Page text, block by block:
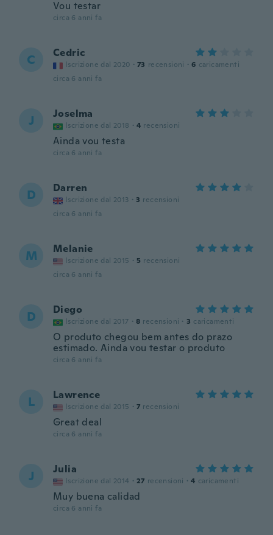
Vou testar
circa 6 anni fa
C Cedric
Iscrizione dal 2020 · 73 recensioni · 6 caricamenti
circa 6 anni fa
J Joselma
Iscrizione dal 2018 · 4 recensioni
Ainda vou testa
circa 6 anni fa
D Darren
Iscrizione dal 2013 · 3 recensioni
circa 6 anni fa
M Melanie
Iscrizione dal 2015 · 5 recensioni
circa 6 anni fa
D Diego
Iscrizione dal 2017 · 8 recensioni · 3 caricamenti
O produto chegou bem antes do prazo
estimado. Ainda vou testar o produto
circa 6 anni fa
L Lawrence
Iscrizione dal 2015 · 7 recensioni
Great deal
circa 6 anni fa
J Julia
Iscrizione dal 2014 · 27 recensioni · 4 caricamenti
Muy buena calidad
circa 6 anni fa